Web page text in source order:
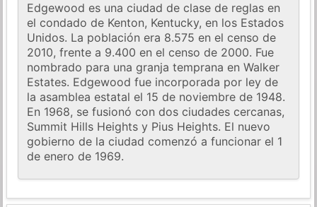
Edgewood es una ciudad de clase de reglas en
el condado de Kenton, Kentucky, en los Estados
Unidos. La población era 8.575 en el censo de
2010, frente a 9.400 en el censo de 2000. Fue
nombrado para una granja temprana en Walker
Estates. Edgewood fue incorporada por ley de
la asamblea estatal el 15 de noviembre de 1948.
En 1968, se fusionó con dos ciudades cercanas,
Summit Hills Heights y Pius Heights. El nuevo
gobierno de la ciudad comenzó a funcionar el 1
de enero de 1969.